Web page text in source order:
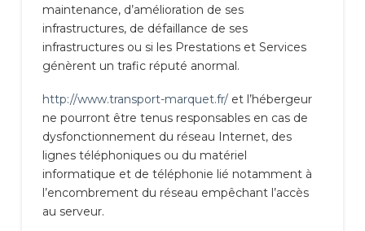
maintenance, d’amélioration de ses
infrastructures, de défaillance de ses
infrastructures ou si les Prestations et Services
génèrent un trafic réputé anormal.
http://www.transport-marquet.fr/et l’hébergeur
ne pourront être tenus responsables en cas de
dysfonctionnement du réseau Internet, des
lignes téléphoniques ou du matériel
informatique et de téléphonie lié notamment à
l’encombrement du réseau empêchant l’accès
au serveur.